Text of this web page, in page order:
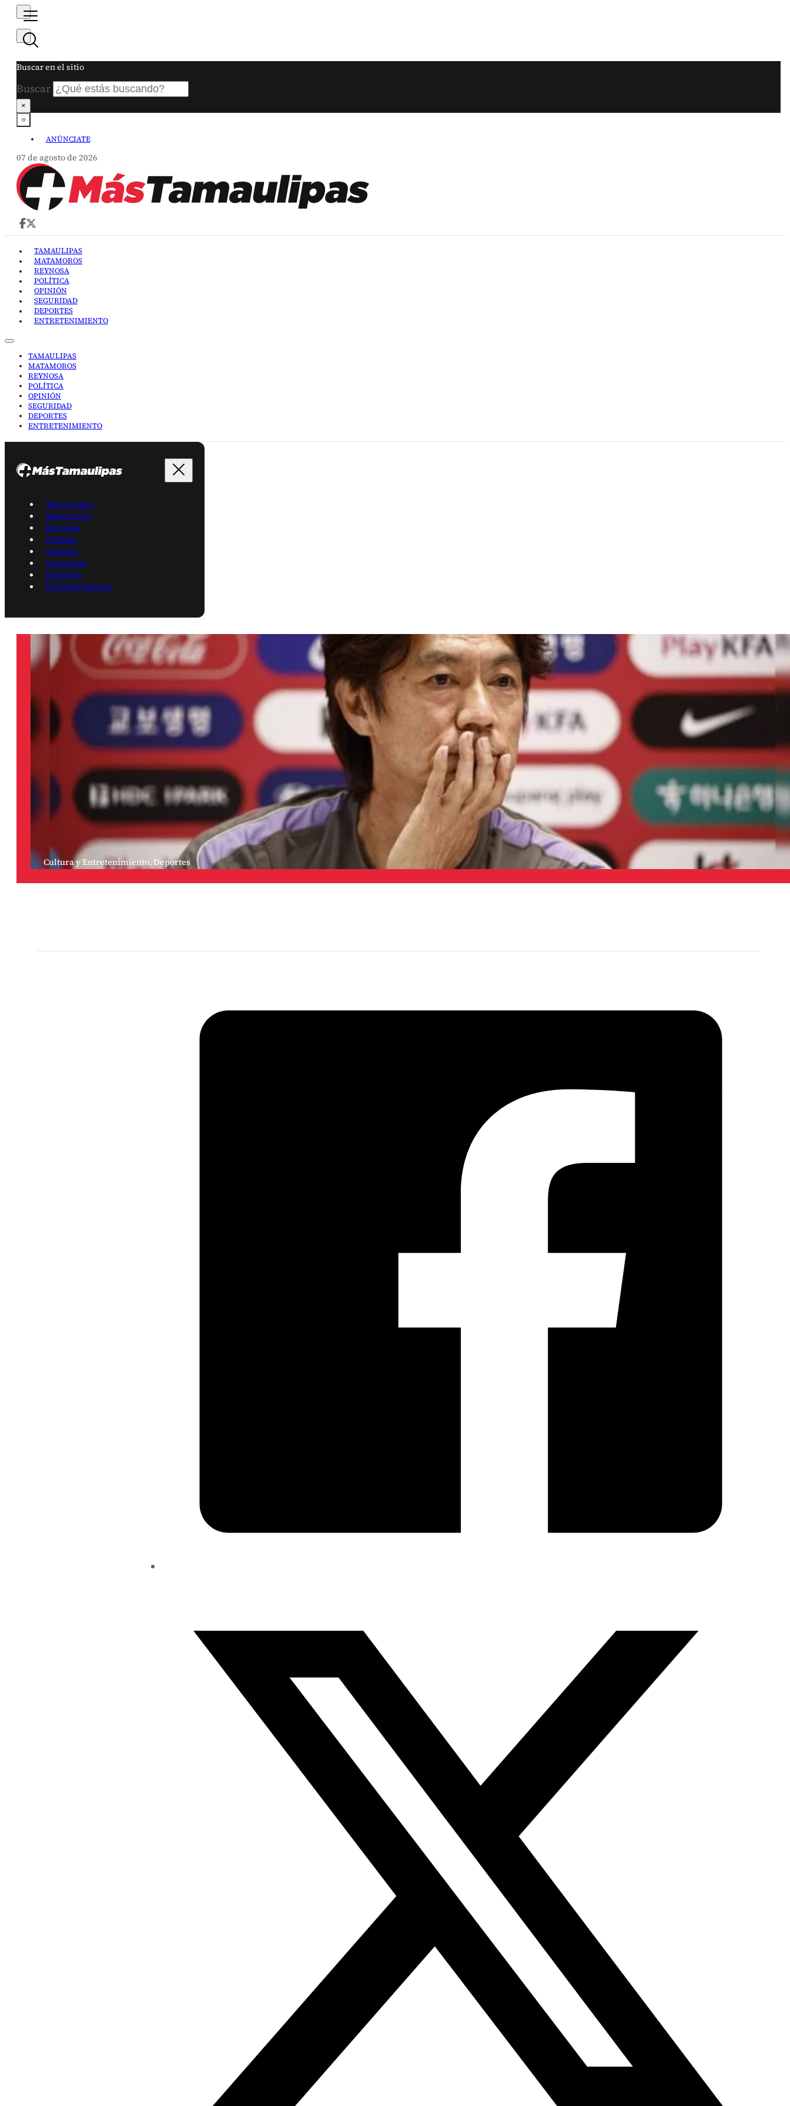
Buscar en el sitio
Buscar
×
ANÚNCIATE
07 de agosto de 2026
TAMAULIPAS
MATAMOROS
REYNOSA
POLÍTICA
OPINIÓN
SEGURIDAD
DEPORTES
ENTRETENIMIENTO
TAMAULIPAS
MATAMOROS
REYNOSA
POLÍTICA
OPINIÓN
SEGURIDAD
DEPORTES
ENTRETENIMIENTO
Tamaulipas
Matamoros
Reynosa
Política
Opinión
Seguridad
Deportes
Entretenimiento
Cultura y Entretenimiento, Deportes